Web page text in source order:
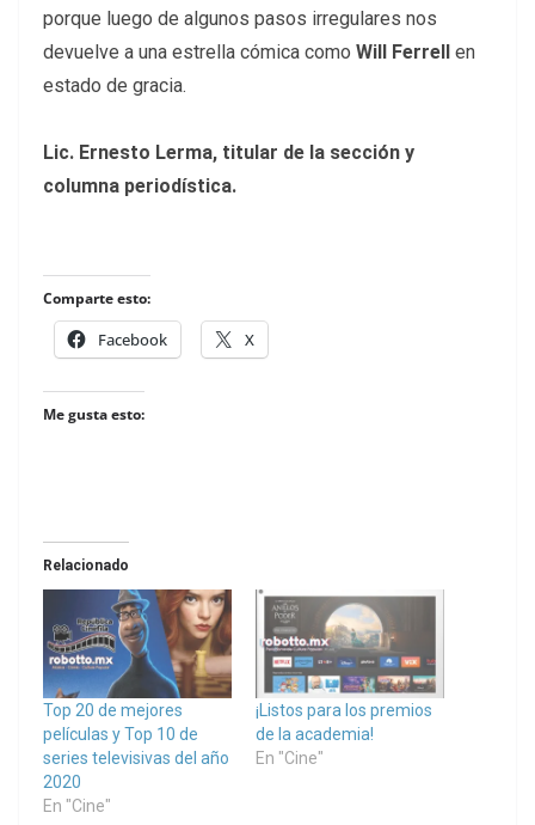
porque luego de algunos pasos irregulares nos
devuelve a una estrella cómica como Will Ferrell
en
estado de gracia.
Lic. Ernesto Lerma, titular de la sección y
columna periodística.
Comparte esto:
Facebook X
Me gusta esto:
Relacionado
Top 20 de mejores
películas y Top 10 de
series televisivas del año
2020
En "Cine"
¡Listos para los premios
de la academia!
En "Cine"